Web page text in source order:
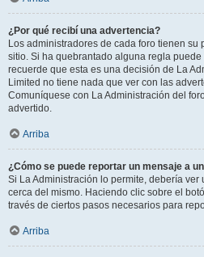
¿Por qué recibí una advertencia?
Los administradores de cada foro tienen
sitio. Si ha quebrantado alguna regla
recuerde que esta es una decisión de La
Limited no tiene nada que ver con las
Comuníquese con La Administración del
advertido.
Arriba
¿Cómo se puede reportar un mensaje a
Si La Administración lo permite, debería
cerca del mismo. Haciendo clic sobre el
través de ciertos pasos necesarios para
Arriba